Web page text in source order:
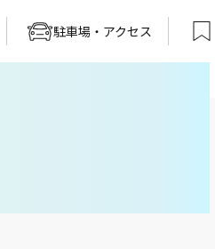
駐車場・アクセス